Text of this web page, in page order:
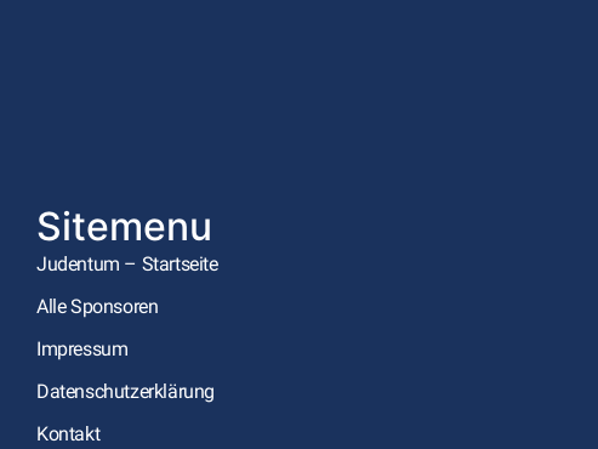
Sitemenu
Judentum – Startseite
Alle Sponsoren
Impressum
Datenschutzerklärung
Kontakt